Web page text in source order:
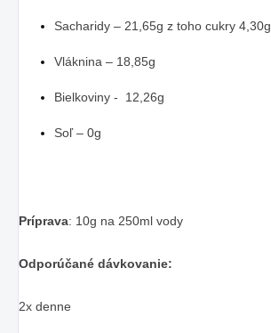
Sacharidy – 21,65g z toho cukry 4,30g
Vláknina – 18,85g
Bielkoviny - 12,26g
Soľ – 0g
Príprava: 10g na 250ml vody
Odporúčané dávkovanie:
2x denne